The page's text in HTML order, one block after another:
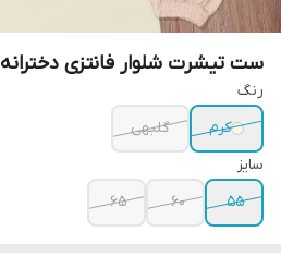
ست تیشرت شلوار فانتزی دخترانه
رنگ
کرم
گلبهی
سایز
۵۵
۶۰ ۶۵